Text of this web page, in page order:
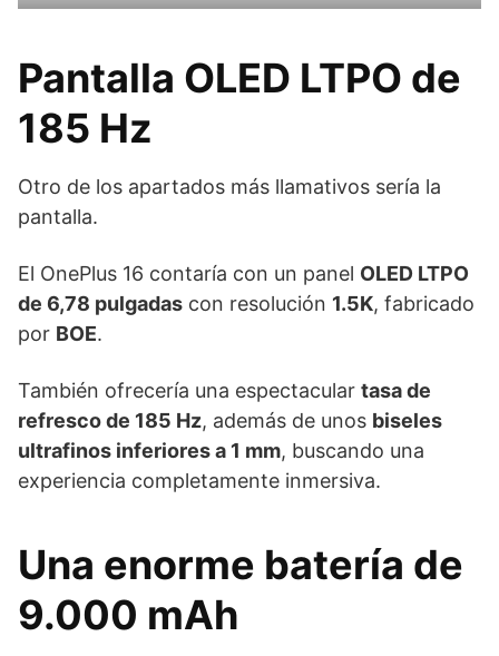
Pantalla OLED LTPO de
185 Hz
Otro de los apartados más llamativos sería la
pantalla.
El OnePlus 16 contaría con un panel OLED LTPO
de 6,78 pulgadas con resolución 1.5K, fabricado
por BOE.
También ofrecería una espectacular tasa de
refresco de 185 Hz, además de unos biseles
ultrafinos inferiores a 1 mm, buscando una
experiencia completamente inmersiva.
Una enorme batería de
9.000 mAh